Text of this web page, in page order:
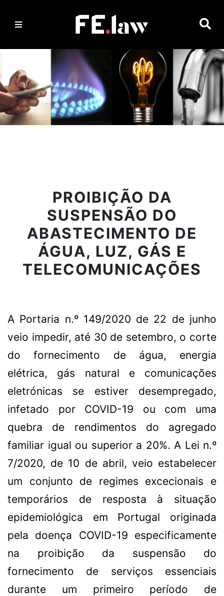
PT
|
EN
OPINIÃO
CONTACTOS
ONLINE
PROIBIÇÃO DA
SUSPENSÃO DO
ABASTECIMENTO DE
ÁGUA, LUZ, GÁS E
TELECOMUNICAÇÕES
A Portaria n.º 149/2020 de 22 de junho
veio impedir, até 30 de setembro, o corte
do fornecimento de água, energia
elétrica, gás natural e comunicações
eletrónicas se estiver desempregado,
infetado por COVID-19 ou com uma
quebra de rendimentos do agregado
familiar igual ou superior a 20%. A Lei n.º
7/2020, de 10 de abril, veio estabelecer
um conjunto de regimes excecionais e
temporários de resposta à situação
epidemiológica em Portugal originada
pela doença COVID-19 especificamente
na proibição da suspensão do
fornecimento de serviços essenciais
durante um primeiro período de